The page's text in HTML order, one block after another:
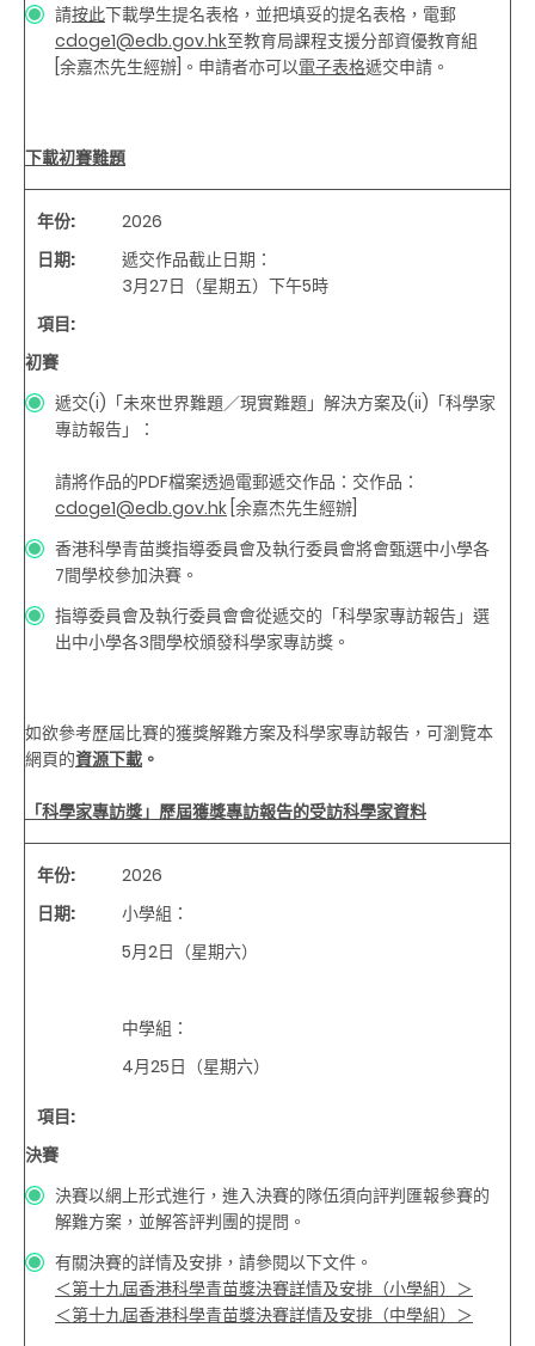
請按此下載學生提名表格，並把填妥的提名表格，電郵
cdoge1@edb.gov.hk至教育局課程支援分部資優教育組
[余嘉杰先生經辦]。申請者亦可以電子表格遞交申請。
下載初賽難題
年份:
2026
日期:
遞交作品截止日期：
3月27日（星期五）下午5時
項目:
初賽
遞交(i)「未來世界難題／現實難題」解決方案及(ii)「科學家
專訪報告」：
請將作品的PDF檔案透過電郵遞交作品：交作品：
cdoge1@edb.gov.hk [余嘉杰先生經辦]
香港科學青苗獎指導委員會及執行委員會將會甄選中小學各
7間學校參加決賽。
指導委員會及執行委員會會從遞交的「科學家專訪報告」選
出中小學各3間學校頒發科學家專訪獎。
如欲參考歷屆比賽的獲獎解難方案及科學家專訪報告，可瀏覽本
網頁的資源下載 。
「科學家專訪獎」歷屆獲獎專訪報告的受訪科學家資料
年份:
2026
日期:
小學組：
5月2日 （星期六）
中學組：
4月25日 （星期六）
項目:
決賽
決賽以網上形式進行，進入決賽的隊伍須向評判匯報參賽的
解難方案，並解答評判團的提問。
有關決賽的詳情及安排，請參閱以下文件。
＜第十九屆香港科學青苗獎決賽詳情及安排（小學組）＞
＜第十九屆香港科學青苗獎決賽詳情及安排（中學組）＞